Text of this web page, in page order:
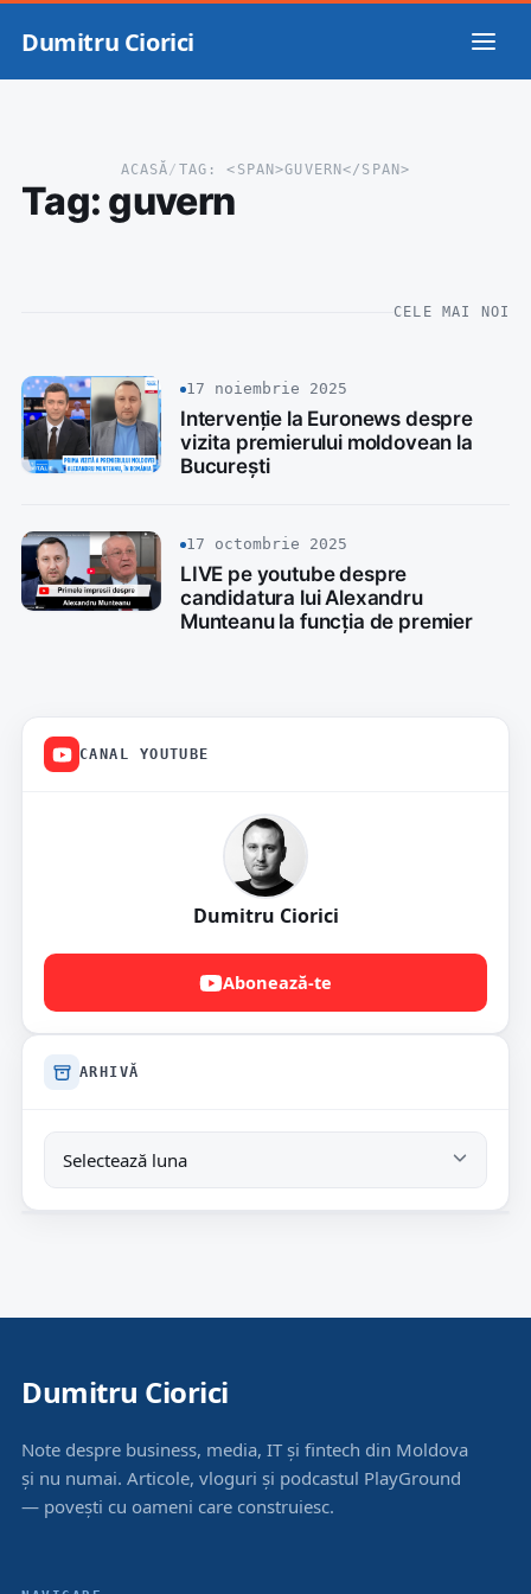
Dumitru Ciorici
ACASĂ/ TAG: <SPAN>GUVERN</SPAN>
Tag: guvern
CELE MAI NOI
17 noiembrie 2025
Intervenție la Euronews despre
vizita premierului moldovean la
București
17 octombrie 2025
LIVE pe youtube despre
candidatura lui Alexandru
Munteanu la funcția de premier
CANAL YOUTUBE
Dumitru Ciorici
Abonează-te
ARHIVĂ
Dumitru Ciorici
Note despre business, media, IT și fintech din Moldova
și nu numai. Articole, vloguri și podcastul PlayGround
— povești cu oameni care construiesc.